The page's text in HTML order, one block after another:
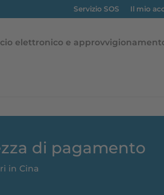
Servizio SOS Il mio
elettronico e
di pagamento
in Cina